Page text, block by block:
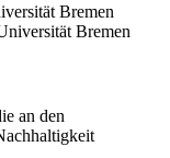
Bremen
Bremen
an den